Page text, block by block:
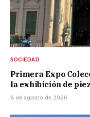
SOCIEDAD
Primera Expo
la exhibición de
8 de agosto de 2026